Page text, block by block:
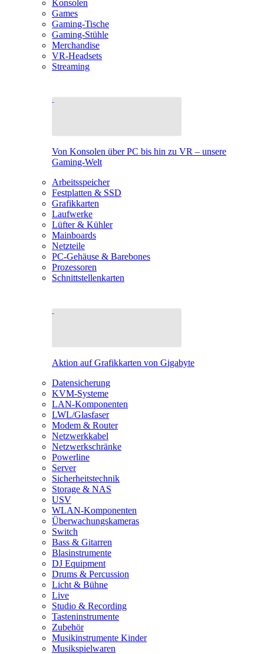
Konsolen
Games
Gaming-Tische
Gaming-Stühle
Merchandise
VR-Headsets
Streaming
Von Konsolen über PC bis hin zu VR – unsere
Gaming-Welt
Arbeitsspeicher
Festplatten & SSD
Grafikkarten
Laufwerke
Lüfter & Kühler
Mainboards
Netzteile
PC-Gehäuse & Barebones
Prozessoren
Schnittstellenkarten
Aktion auf Grafikkarten von Gigabyte
Datensicherung
KVM-Systeme
LAN-Komponenten
LWL/Glasfaser
Modem & Router
Netzwerkkabel
Netzwerkschränke
Powerline
Server
Sicherheitstechnik
Storage & NAS
USV
WLAN-Komponenten
Überwachungskameras
Switch
Bass & Gitarren
Blasinstrumente
DJ Equipment
Drums & Percussion
Licht & Bühne
Live
Studio & Recording
Tasteninstrumente
Zubehör
Musikinstrumente Kinder
Musikspielwaren